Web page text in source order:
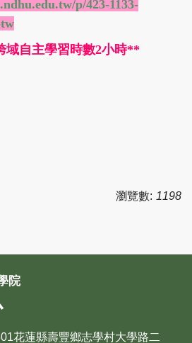
p/423-1133-
域自主學習時數2小時**
瀏覽數: 1198
院
花蓮縣壽豐鄉志學村大學路二